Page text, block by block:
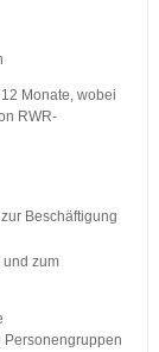
Monate, wobei
RWR-
Beschäftigung
und zum
Personengruppen